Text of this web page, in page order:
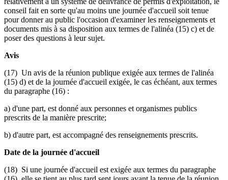
conseil fait en sorte qu'au moins une journée d'accueil soit tenue
pour donner au public l'occasion d'examiner les renseignements et
documents mis à sa disposition aux termes de l'alinéa (15) c) et de
poser des questions à leur sujet.
Avis
(17) Un avis de la réunion publique exigée aux termes de l'alinéa
(15) d) et de la journée d'accueil exigée, le cas échéant, aux termes
du paragraphe (16) :
a) d'une part, est donné aux personnes et organismes publics
prescrits de la manière prescrite;
b) d'autre part, est accompagné des renseignements prescrits.
Date de la journée d'accueil
(18) Si une journée d'accueil est exigée aux termes du paragraphe